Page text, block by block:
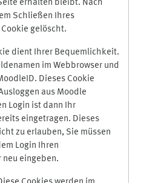
erhalten bleibt. Nach
Schließen Ihres
gelöscht.
dient Ihrer Bequemlichkeit.
im Webbrowser und
Dieses Cookie
aus Moodle
Login ist dann Ihr
eingetragen. Dieses
zu erlauben, Sie müssen
Login Ihren
neu eingeben.